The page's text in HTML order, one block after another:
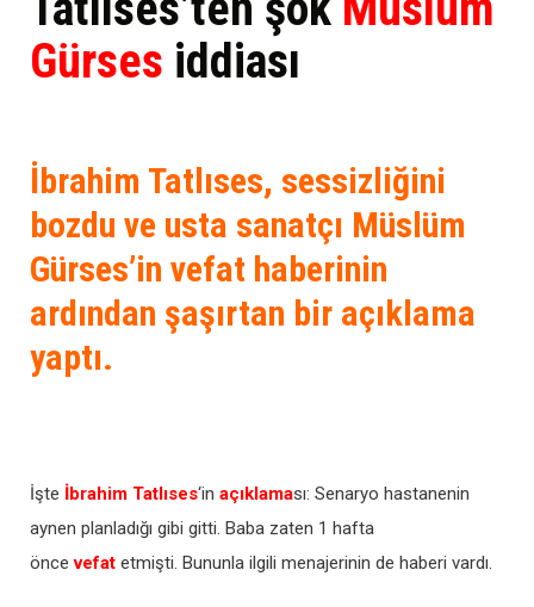
Gürses iddiası
İbrahim Tatlıses, sessizliğini
bozdu ve usta sanatçı Müslüm
Gürses’in vefat haberinin
ardından şaşırtan bir açıklama
yaptı.
İşte İbrahim Tatlıses‘in açıklaması: Senaryo hastanenin
aynen planladığı gibi gitti. Baba zaten 1 hafta
öncevefat etmişti. Bununla ilgili menajerinin de haberi vardı.